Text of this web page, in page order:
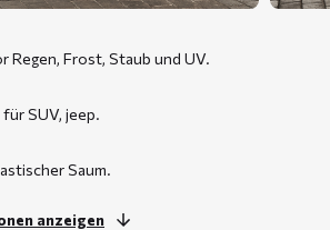
Regen, Frost, Staub und UV.
SUV, jeep.
Saum.
anzeigen